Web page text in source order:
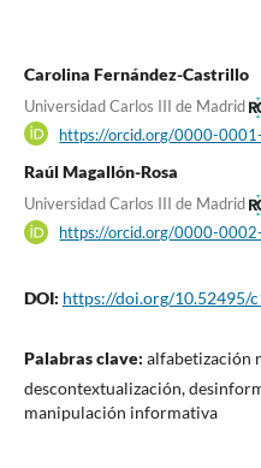
Carolina Fernández-Castrillo
Universidad Carlos III de Madrid
https://orcid.org/0000-
Raúl Magallón-Rosa
Universidad Carlos III de Madrid
https://orcid.org/0000-
DOI: https://doi.org/10.52495/
Palabras clave: alfabetización
descontextualización,
manipulación informativa